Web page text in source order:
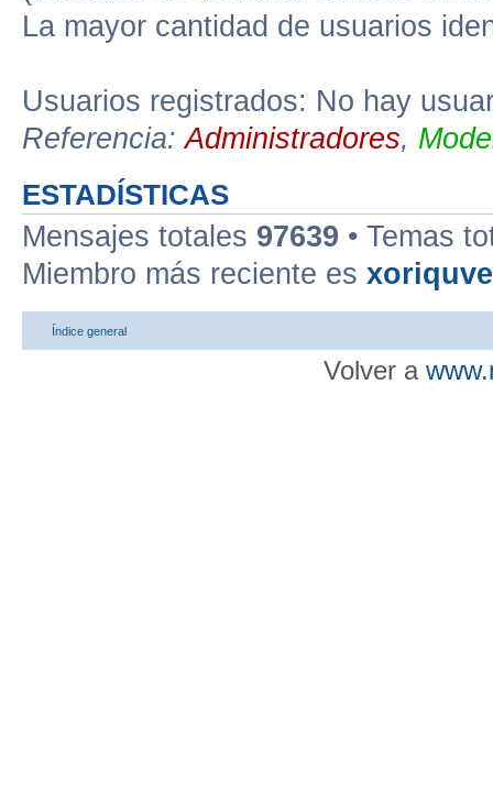
La mayor cantidad de usuarios
Usuarios registrados: No hay
Referencia:Administradores,
ESTADÍSTICAS
Mensajes totales 97639 • Temas
Miembro más reciente es
Índice general
Volver a